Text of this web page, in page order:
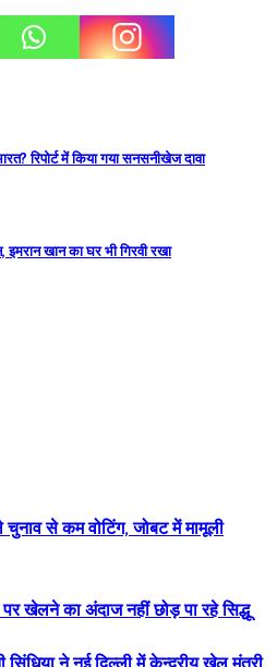
रिपोर्ट में किया गया सनसनीखेज दावा
खान का घर भी गिरवी रखा
से कम वोटिंग, जोबट में मामूली
खेलने का अंदाज नहीं छोड़ पा रहे सिद्धू